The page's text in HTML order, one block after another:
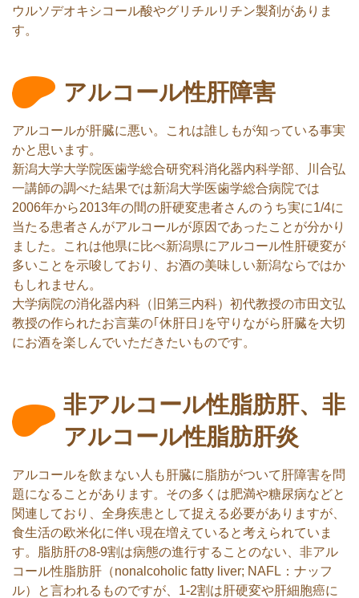
ウルソデオキシコール酸やグリチルリチン製剤がありま
す。
アルコール性肝障害
アルコールが肝臓に悪い。これは誰しもが知っている事実
かと思います。
新潟大学大学院医歯学総合研究科消化器内科学部、川合弘
一講師の調べた結果では新潟大学医歯学総合病院では
2006年から2013年の間の肝硬変患者さんのうち実に1/4に
当たる患者さんがアルコールが原因であったことが分かり
ました。これは他県に比べ新潟県にアルコール性肝硬変が
多いことを示唆しており、お酒の美味しい新潟ならではか
もしれません。
大学病院の消化器内科（旧第三内科）初代教授の市田文弘
教授の作られたお言葉の｢休肝日｣を守りながら肝臓を大切
にお酒を楽しんでいただきたいものです。
非アルコール性脂肪肝、非
アルコール性脂肪肝炎
アルコールを飲まない人も肝臓に脂肪がついて肝障害を問
題になることがあります。その多くは肥満や糖尿病などと
関連しており、全身疾患として捉える必要がありますが、
食生活の欧米化に伴い現在増えていると考えられていま
す。脂肪肝の8-9割は病態の進行することのない、非アル
コール性脂肪肝（nonalcoholic fatty liver; NAFL：ナッフ
ル）と言われるものですが、1-2割は肝硬変や肝細胞癌に